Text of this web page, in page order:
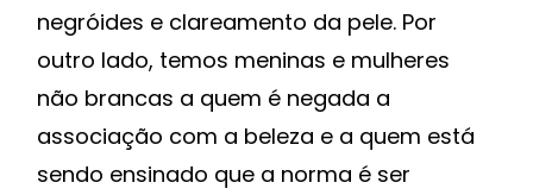
negróides e clareamento da pele. Por
outro lado, temos meninas e mulheres
não brancas a quem é negada a
associação com a beleza e a quem está
sendo ensinado que a norma é ser